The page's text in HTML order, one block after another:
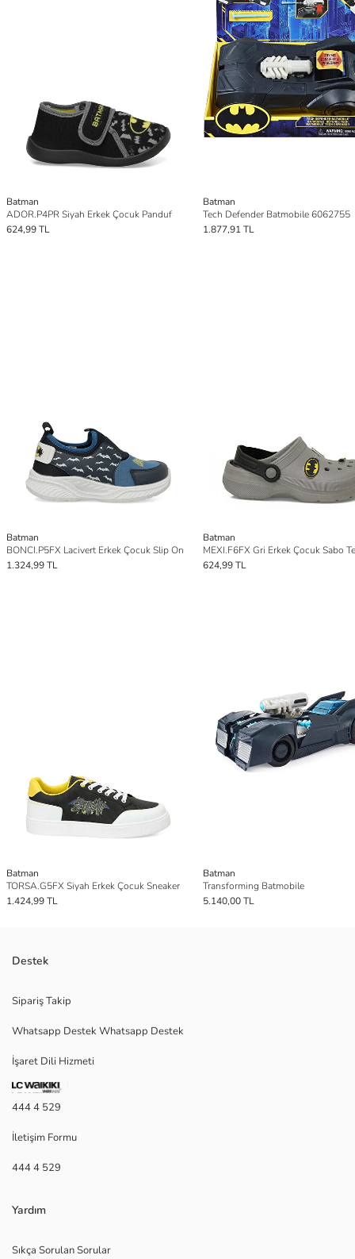
Batman
ADOR.P4PR Siyah Erkek Çocuk Panduf
624,99 TL
Batman
Tech Defender Batmobile 6062755
1.877,91 TL
Batman
BONCI.P5FX Lacivert Erkek Çocuk Slip On
1.324,99 TL
Batman
MEXI.F6FX Gri Erkek Çocuk Sabo
624,99 TL
Batman
TORSA.G5FX Siyah Erkek Çocuk Sneaker
1.424,99 TL
Batman
Transforming Batmobile
5.140,00 TL
Destek
Sipariş Takip
Whatsapp Destek Whatsapp Destek
İşaret Dili Hizmeti
444 4 529
İletişim Formu
444 4 529
Yardım
Sıkça Sorulan Sorular